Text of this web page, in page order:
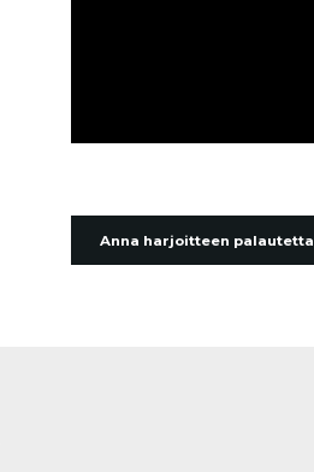
Anna harjoitteen palautetta